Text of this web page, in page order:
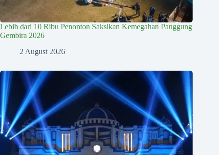
Lebih dari 10 Ribu Penonton Saksikan Kemegahan Panggung
Gembira 2026
2 August 2026